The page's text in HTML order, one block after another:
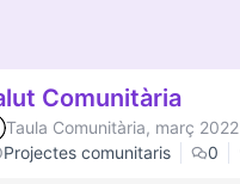
Comunitària
Taula Comunitària, març 2022
Projectes comunitaris
0